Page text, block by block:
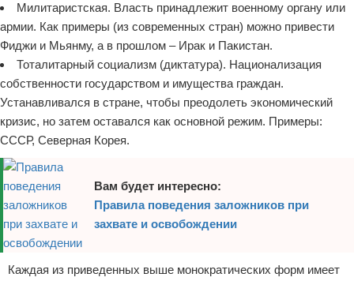
Милитаристская. Власть принадлежит военному органу или
армии. Как примеры (из современных стран) можно привести
Фиджи и Мьянму, а в прошлом – Ирак и Пакистан.
Тоталитарный социализм (диктатура). Национализация
собственности государством и имущества граждан.
Устанавливался в стране, чтобы преодолеть экономический
кризис, но затем оставался как основной режим. Примеры:
СССР, Северная Корея.
Вам будет интересно:
Правила поведения заложников при
захвате и освобождении
Каждая из приведенных выше монократических форм имеет